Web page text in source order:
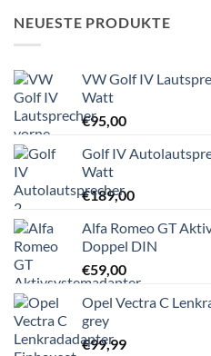
NEUESTE PRODUKTE
VW Golf IV
Watt
€95,00
Golf IV
Watt
€189,00
Alfa Romeo GT
Doppel DIN
€59,00
Opel Vectra C
grey
€99,99